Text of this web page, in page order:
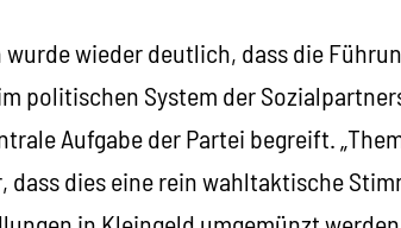
wurde wieder deutlich, dass die
politischen System der
Aufgabe der Partei begreift.
dass dies eine rein wahltaktische